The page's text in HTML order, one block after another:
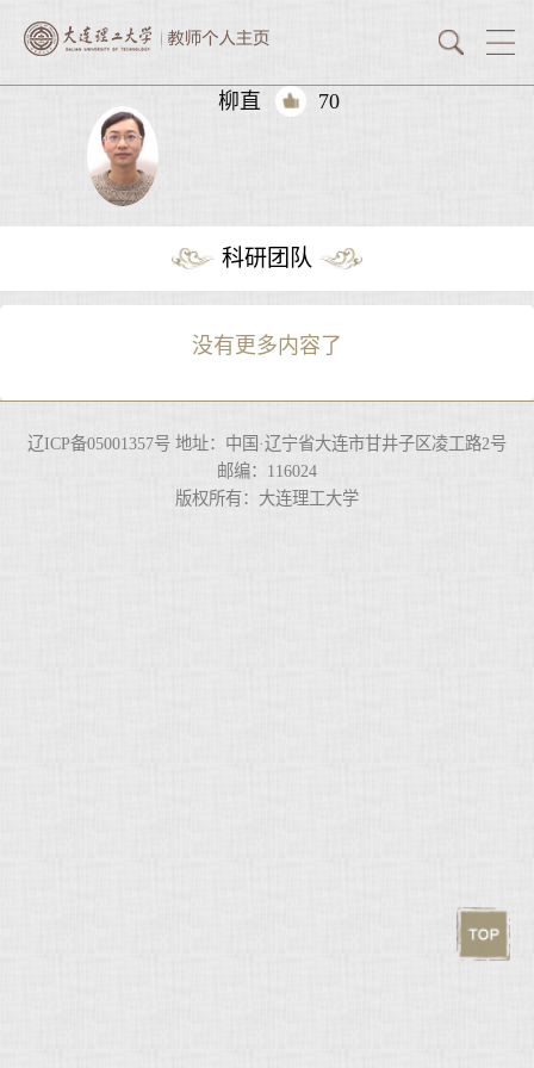
柳直 70
科研团队
没有更多内容了
辽ICP备05001357号 地址：中国·辽宁省大连市甘井子区凌工路2号
邮编：116024
版权所有：大连理工大学